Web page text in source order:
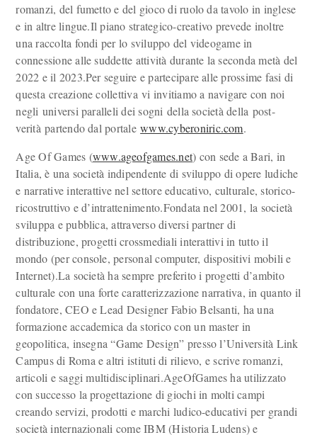
romanzi, del fumetto e del gioco di ruolo da tavolo in inglese
e in altre lingue.Il piano strategico-creativo prevede inoltre
una raccolta fondi per lo sviluppo del videogame in
connessione alle suddette attività durante la seconda metà del
2022 e il 2023.Per seguire e partecipare alle prossime fasi di
questa creazione collettiva vi invitiamo a navigare con noi
negli universi paralleli dei sogni della società della post-
verità partendo dal portalewww.cyberoniric.com.
Age Of Games (www.ageofgames.net) con sede a Bari, in
Italia, è una società indipendente di sviluppo di opere ludiche
e narrative interattive nel settore educativo, culturale, storico-
ricostruttivo e d’intrattenimento.Fondata nel 2001, la società
sviluppa e pubblica, attraverso diversi partner di
distribuzione, progetti crossmediali interattivi in tutto il
mondo (per console, personal computer, dispositivi mobili e
Internet).La società ha sempre preferito i progetti d’ambito
culturale con una forte caratterizzazione narrativa, in quanto il
fondatore, CEO e Lead Designer Fabio Belsanti, ha una
formazione accademica da storico con un master in
geopolitica, insegna “Game Design” presso l’Università Link
Campus di Roma e altri istituti di rilievo, e scrive romanzi,
articoli e saggi multidisciplinari.AgeOfGames ha utilizzato
con successo la progettazione di giochi in molti campi
creando servizi, prodotti e marchi ludico-educativi per grandi
società internazionali come IBM (Historia Ludens) e